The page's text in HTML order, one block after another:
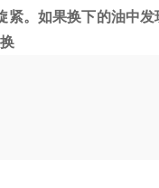
紧。如果换下的油中发